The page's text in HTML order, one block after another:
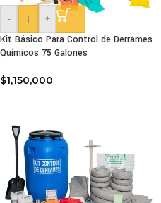
-
+
Kit Básico Para Control de Derrames
Químicos 75 Galones
$1,150,000